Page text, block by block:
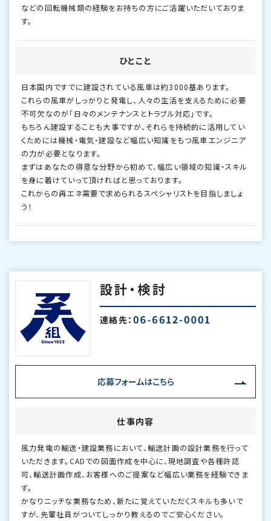
などの回転機械類の経験をお持ちの方にご活躍いただいておりま
す。
ひとこと
日本国内ですでに建設されている風車は約3000基あります。
これらの風車がしっかりと発電し、人々の生活を支えるために必要
不可欠なのが「日々のメンテナンスとトラブル対応」です。
もちろん建設することも大事ですが、それらを持続的に活用してい
くためには機械・電気・建設など幅広い知識をもつ風車エンジニア
の力が必要となります。
まずはあなたの得意な分野から初めて、幅広い領域の知識・スキル
を身に着けていって頂ければと思っております。
これからの再エネ需要で求められるスペシャリストを目指しましょ
う！
設計・検討
連絡先：
応募フォームはこちら
仕事内容
風力発電の輸送・建設業務において、輸送計画の設計業務を行って
いただきます。CADでの図面作成を中心に、現地調査や各種許認
可、輸送計画作成、お客様へのご提案など幅広い業務を経験できま
す。
かなりニッチな業務なため、新たに覚えていただくスキルも多いで
すが、先輩社員がついてしっかり教えるのでご安心ください。